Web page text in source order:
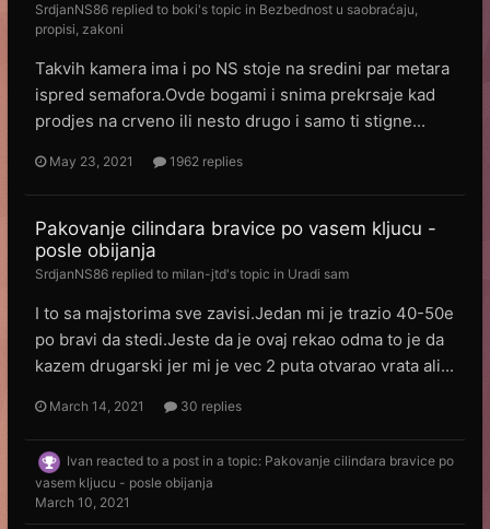
SrdjanNS86 replied to boki's topic in Bezbednost u saobraćaju,
propisi, zakoni
Takvih kamera ima i po NS stoje na sredini par metara
ispred semafora.Ovde bogami i snima prekrsaje kad
prodjes na crveno ili nesto drugo i samo ti stigne...
May 23, 2021 1962 replies
Pakovanje cilindara bravice po vasem kljucu -
posle obijanja
SrdjanNS86 replied to milan-jtd's topic in Uradi sam
I to sa majstorima sve zavisi.Jedan mi je trazio 40-50e
po bravi da stedi.Jeste da je ovaj rekao odma to je da
kazem drugarski jer mi je vec 2 puta otvarao vrata ali...
March 14, 2021 30 replies
Ivan reacted to a post in a topic: Pakovanje cilindara bravice po
vasem kljucu - posle obijanja
March 10, 2021